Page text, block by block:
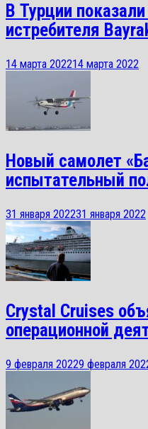
В Турции
истребителя
14 марта 202214 марта 2022
Новый самолет
испытательный
31 января 202231 января 2022
Crystal Cruises
операционной
9 февраля 20229 февраля